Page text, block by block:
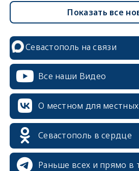
Показать все
Севастополь на связи
Все наши Видео
О местном для местных
Севастополь в сердце
Раньше всех и прямо в